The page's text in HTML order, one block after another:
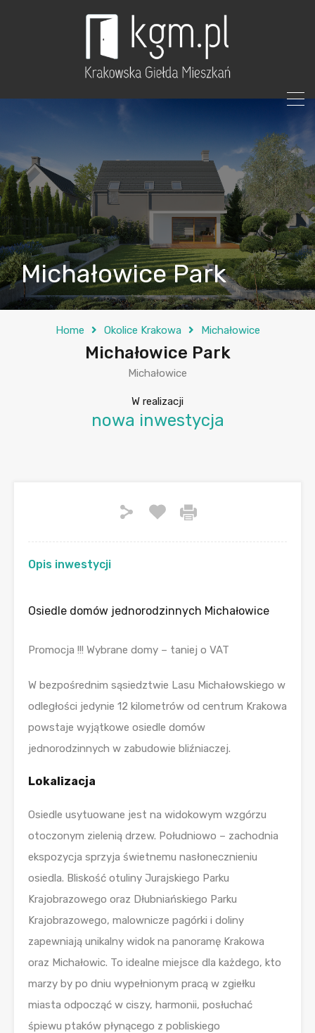
Michałowice Park
Home Okolice Krakowa Michałowice
Michałowice Park
Michałowice
W realizacji
nowa inwestycja
Opis inwestycji
Osiedle domów jednorodzinnych Michałowice
Promocja !!! Wybrane domy – taniej o VAT
W bezpośrednim sąsiedztwie Lasu Michałowskiego w
odległości jedynie 12 kilometrów od centrum Krakowa
powstaje wyjątkowe osiedle domów
jednorodzinnych w zabudowie bliźniaczej.
Lokalizacja
Osiedle usytuowane jest na widokowym wzgórzu
otoczonym zielenią drzew. Południowo – zachodnia
ekspozycja sprzyja świetnemu nasłonecznieniu
osiedla. Bliskość otuliny Jurajskiego Parku
Krajobrazowego oraz Dłubniańskiego Parku
Krajobrazowego, malownicze pagórki i doliny
zapewniają unikalny widok na panoramę Krakowa
oraz Michałowic. To idealne miejsce dla każdego, kto
marzy by po dniu wypełnionym pracą w zgiełku
miasta odpocząć w ciszy, harmonii, posłuchać
śpiewu ptaków płynącego z pobliskiego